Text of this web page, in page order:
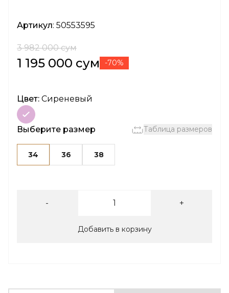
Артикул: 50553595
3 982 000 сум
1 195 000 сум -70%
Цвет: Сиреневый
Выберите размер Таблица размеров
34 36 38
- +
Добавить в корзину